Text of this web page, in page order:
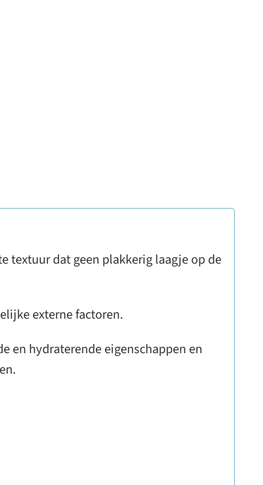
textuur dat geen plakkerig laagje op de
externe factoren.
en hydraterende eigenschappen en